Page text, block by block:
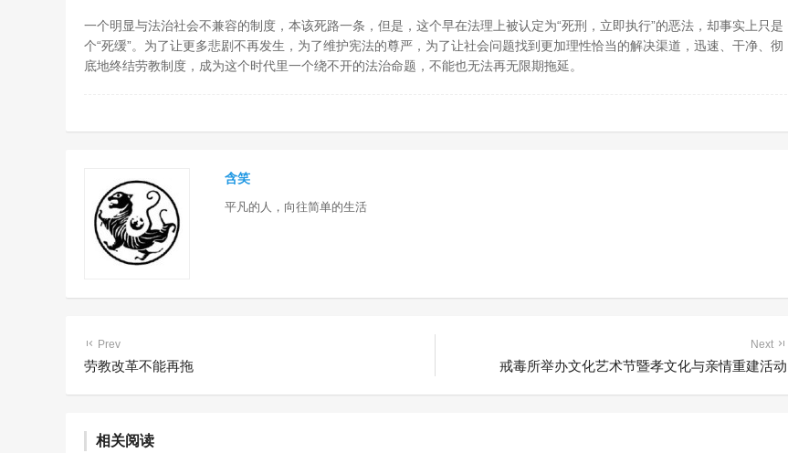
一个明显与法治社会不兼容的制度，本该死路一条，但是，这个早在法理上被认定为“死刑，立即执行”的恶法，却事实上只是
个“死缓”。为了让更多悲剧不再发生，为了维护宪法的尊严，为了让社会问题找到更加理性恰当的解决渠道，迅速、干净、彻
底地终结劳教制度，成为这个时代里一个绕不开的法治命题，不能也无法再无限期拖延。
含笑
平凡的人，向往简单的生活
Prev
劳教改革不能再拖
Next
戒毒所举办文化艺术节暨孝文化与亲情重建活动
相关阅读
护基地建设